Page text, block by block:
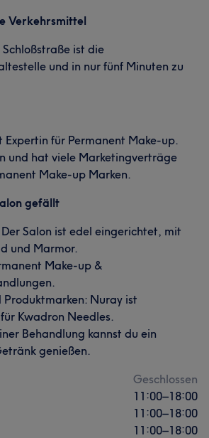
Verkehrsmittel
ist die
und in nur fünf Minuten zu
Expertin für Permanent Make-up.
und hat viele Marketingverträge
Make-up Marken.
gefällt
Salon ist edel eingerichtet, mit
und Marmor.
Make-up &
Produktmarken: Nuray ist
Kwadron Needles.
Behandlung kannst du ein
genießen.
Geschlossen
11:00–18:00
11:00–18:00
11:00–18:00